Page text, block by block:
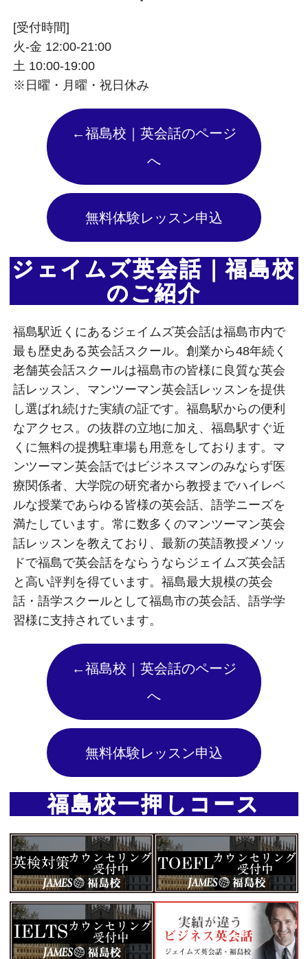
[受付時間]
火-金 12:00-21:00
土 10:00-19:00
※日曜・月曜・祝日休み
←福島校｜英会話のページ
へ
無料体験レッスン申込
ジェイムズ英会話｜福島校
のご紹介
福島駅近くにあるジェイムズ英会話は福島市内で
最も歴史ある英会話スクール。創業から48年続く
老舗英会話スクールは福島市の皆様に良質な英会
話レッスン、マンツーマン英会話レッスンを提供
し選ばれ続けた実績の証です。福島駅からの便利
なアクセス。の抜群の立地に加え、福島駅すぐ近
くに無料の提携駐車場も用意をしております。マ
ンツーマン英会話ではビジネスマンのみならず医
療関係者、大学院の研究者から教授までハイレベ
ルな授業であらゆる皆様の英会話、語学ニーズを
満たしています。常に数多くのマンツーマン英会
話レッスンを教えており、最新の英語教授メソッ
ドで福島で英会話をならうならジェイムズ英会話
と高い評判を得ています。福島最大規模の英会
話・語学スクールとして福島市の英会話、語学学
習様に支持されています。
←福島校｜英会話のページ
へ
無料体験レッスン申込
福島校一押しコース